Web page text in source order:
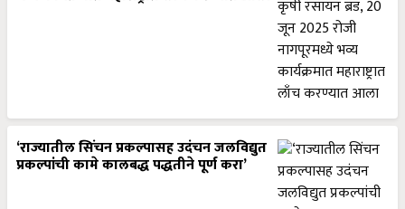
‘राज्यातील सिंचन प्रकल्पासह उदंचन जलविद्युत
प्रकल्पांची कामे कालबद्ध पद्धतीने पूर्ण करा’